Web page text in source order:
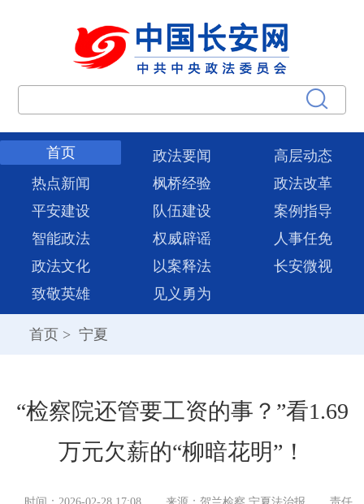
首页 政法要闻
高层动态
热点新闻
枫桥经验
政法改革
平安建设
队伍建设
案例指导
智能政法
权威辟谣
人事任免
政法文化
以案释法
长安微视
致敬英雄
见义勇为
首页 > 宁夏
“检察院还管要工资的事？”看1.69
万元欠薪的“柳暗花明”！